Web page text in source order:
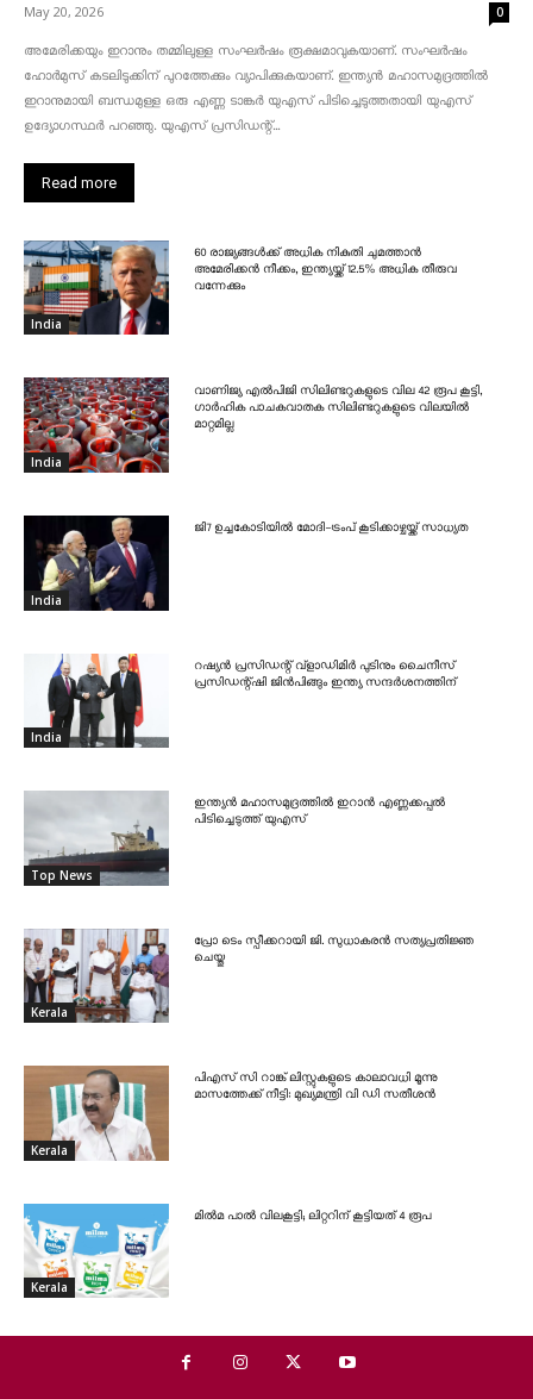
May 20, 2026 0
അമേരിക്കയും ഇറാനും തമ്മിലുള്ള സംഘർഷം രൂക്ഷമാവുകയാണ്. സംഘർഷം
ഹോർമുസ് കടലിടുക്കിന് പുറത്തേക്കും വ്യാപിക്കുകയാണ്. ഇന്ത്യൻ മഹാസമുദ്രത്തിൽ
ഇറാനുമായി ബന്ധമുള്ള ഒരു എണ്ണ ടാങ്കർ യുഎസ് പിടിച്ചെടുത്തതായി യുഎസ്
ഉദ്യോഗസ്ഥർ പറഞ്ഞു. യുഎസ് പ്രസിഡന്റ്...
Read more
India
60 രാജ്യങ്ങൾക്ക് അധിക നികുതി ചുമത്താൻ
അമേരിക്കൻ നീക്കം, ഇന്ത്യയ്ക്ക് 12.5% അധിക തീരുവ
വന്നേക്കും
India
വാണിജ്യ എൽപിജി സിലിണ്ടറുകളുടെ വില 42 രൂപ കൂട്ടി,
ഗാർഹിക പാചകവാതക സിലിണ്ടറുകളുടെ വിലയിൽ
മാറ്റമില്ല
India
ജി7 ഉച്ചകോടിയിൽ മോദി-ട്രംപ് കൂടിക്കാഴ്ചയ്ക്ക് സാധ്യത
India
റഷ്യൻ പ്രസിഡന്റ് വ്‌ളാഡിമിർ പുടിനും ചൈനീസ്
പ്രസിഡന്റ്ഷി ജിൻപിങ്ങും ഇന്ത്യ സന്ദർശനത്തിന്
Top News
ഇന്ത്യൻ മഹാസമുദ്രത്തിൽ ഇറാൻ എണ്ണക്കപ്പൽ
പിടിച്ചെടുത്ത് യുഎസ്
Kerala
പ്രോ ടെം സ്പീക്കറായി ജി. സുധാകരൻ സത്യപ്രതിജ്ഞ
ചെയ്തു
Kerala
പിഎസ് സി റാങ്ക് ലിസ്റ്റുകളുടെ കാലാവധി മൂന്നു
മാസത്തേക്ക് നീട്ടി: മുഖ്യമന്ത്രി വി ഡി സതീശൻ
Kerala
മിൽമ പാൽ വിലകൂട്ടി; ലിറ്ററിന് കൂട്ടിയത് 4 രൂപ